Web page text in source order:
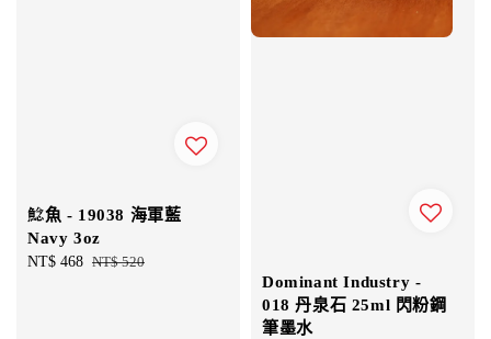
鯰魚 - 19038 海軍藍
Navy 3oz
Sale
NT$ 468 Regular
NT$ 520
Dominant Industry -
018 丹泉石 25ml 閃粉鋼
筆墨水